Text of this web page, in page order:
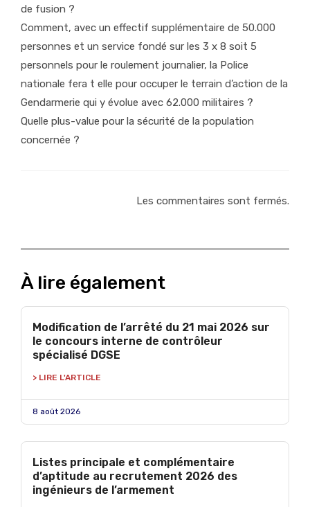
de fusion ?
Comment, avec un effectif supplémentaire de 50.000
personnes et un service fondé sur les 3 x 8 soit 5
personnels pour le roulement journalier, la Police
nationale fera t elle pour occuper le terrain d’action de la
Gendarmerie qui y évolue avec 62.000 militaires ?
Quelle plus-value pour la sécurité de la population
concernée ?
Les commentaires sont fermés.
À lire également
Modification de l’arrêté du 21 mai 2026 sur
le concours interne de contrôleur
spécialisé DGSE
> LIRE L'ARTICLE
8 août 2026
Listes principale et complémentaire
d’aptitude au recrutement 2026 des
ingénieurs de l’armement